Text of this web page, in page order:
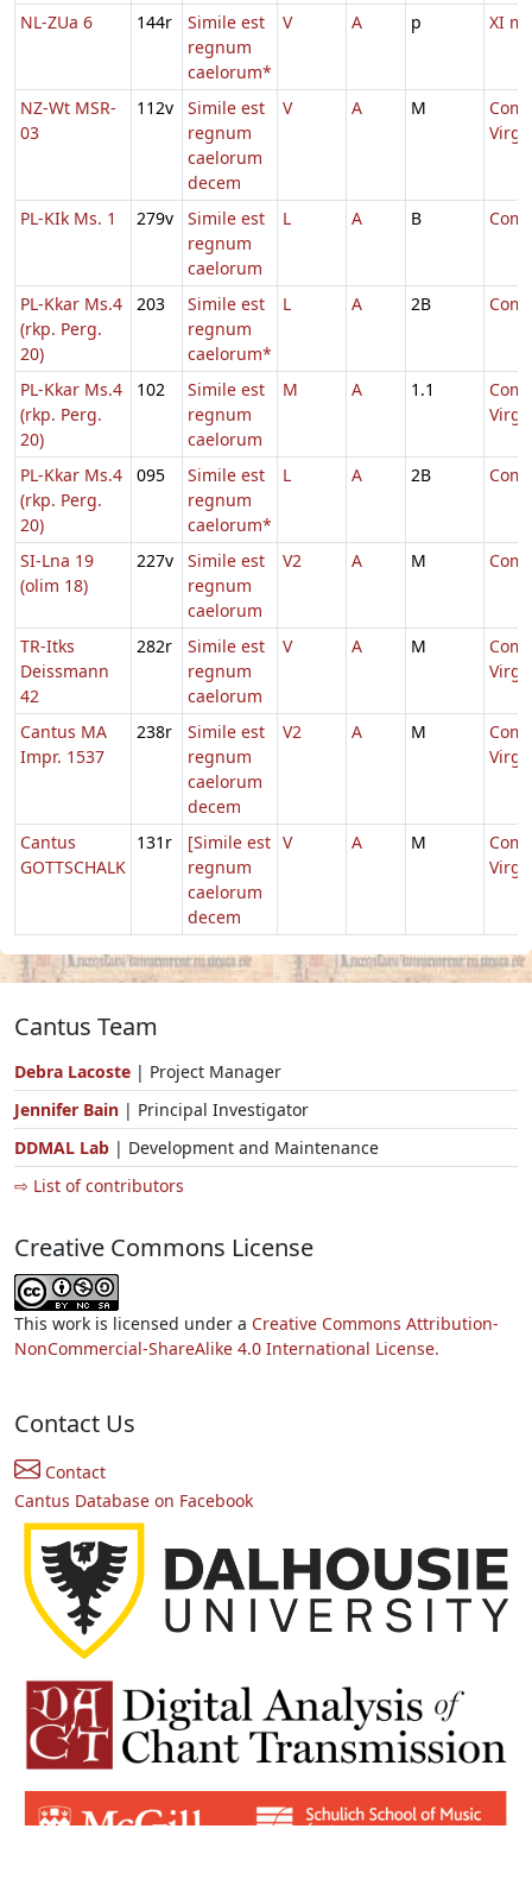
NL-ZUa 6 144r
Simile est
regnum
caelorum*
V A p XI
NZ-Wt MSR-
03
112v
Simile est
regnum
caelorum
decem
V A M
PL-KIk Ms. 1 279v
Simile est
regnum
caelorum
L A B
PL-Kkar Ms.4
(rkp. Perg.
20)
203
Simile est
regnum
caelorum*
L A 2B
PL-Kkar Ms.4
(rkp. Perg.
20)
102
Simile est
regnum
caelorum
M A 1.1
PL-Kkar Ms.4
(rkp. Perg.
20)
095
Simile est
regnum
caelorum*
L A 2B
SI-Lna 19
(olim 18)
227v
Simile est
regnum
caelorum
V2 A M
TR-Itks
Deissmann
42
282r
Simile est
regnum
caelorum
V A M
Cantus MA
Impr. 1537
238r
Simile est
regnum
caelorum
decem
V2 A M
Cantus
GOTTSCHALK
131r
[Simile est
regnum
caelorum
decem
V A M
Cantus Team
Debra Lacoste | Project Manager
Jennifer Bain | Principal Investigator
DDMAL Lab | Development and Maintenance
⇨ List of contributors
Creative Commons License
This work is licensed under a Creative Commons Attribution-
NonCommercial-ShareAlike 4.0 International License.
Contact Us
Contact
Cantus Database on Facebook